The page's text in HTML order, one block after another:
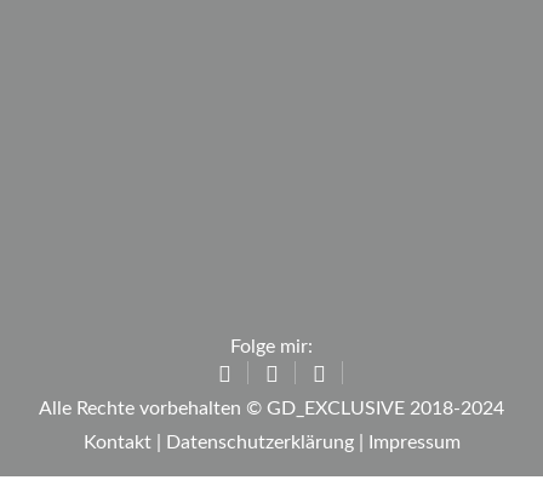
Folge mir:
Alle Rechte vorbehalten © GD_EXCLUSIVE 2018-2024
Kontakt| Datenschutzerklärung| Impressum